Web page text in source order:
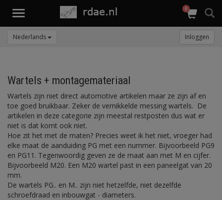
Toggle
0
Nederlands Inloggen
Wartels + montagemateriaal
Wartels zijn niet direct automotive artikelen maar ze zijn af en
toe goed bruikbaar. Zeker de vernikkelde messing wartels. De
artikelen in deze categorie zijn meestal restposten dus wat er
niet is dat komt ook niet.
Hoe zit het met de maten? Precies weet ik het niet, vroeger had
elke maat de aanduiding PG met een nummer. Bijvoorbeeld PG9
en PG11. Tegenwoordig geven ze de maat aan met M en cijfer.
Bijvoorbeeld M20. Een M20 wartel past in een paneelgat van 20
mm.
De wartels PG.. en M.. zijn niet hetzelfde, niet dezelfde
schroefdraad en inbouwgat - diameters.